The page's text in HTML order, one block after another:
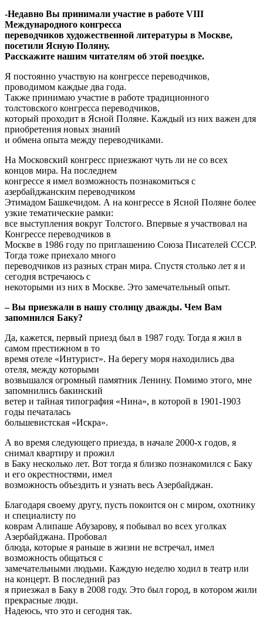
-Недавно Вы принимали участие в работе VIII
Международного конгресса
переводчиков художественной литературы в Москве,
посетили Ясную Поляну.
Расскажите нашим читателям об этой поездке.
Я постоянно участвую на конгрессе переводчиков,
проводимом каждые два года.
Также принимаю участие в работе традиционного
толстовского конгресса переводчиков,
который проходит в Ясной Поляне. Каждый из них важен для
приобретения новых знаний
и обмена опыта между переводчиками.
На Московский конгресс приезжают чуть ли не со всех
концов мира. На последнем
конгрессе я имел возможность познакомиться с
азербайджанским переводчиком
Этимадом Башкечидом. А на конгрессе в Ясной Поляне более
узкие тематические рамки:
все выступления вокруг Толстого. Впервые я участвовал на
Конгрессе переводчиков в
Москве в 1986 году по приглашению Союза Писателей СССР.
Тогда тоже приехало много
переводчиков из разных стран мира. Спустя столько лет я и
сегодня встречаюсь с
некоторыми из них в Москве. Это замечательный опыт.
– Вы приезжали в нашу столицу дважды. Чем Вам
запомнился Баку?
Да, кажется, первый приезд был в 1987 году. Тогда я жил в
самом престижном в то
время отеле «Интурист». На берегу моря находились два
отеля, между которыми
возвышался огромный памятник Ленину. Помимо этого, мне
запомнились бакинский
ветер и тайная типография «Нина», в которой в 1901-1903
годы печаталась
большевистская «Искра».
А во время следующего приезда, в начале 2000-х годов, я
снимал квартиру и прожил
в Баку несколько лет. Вот тогда я близко познакомился с Баку
и его окрестностями, имел
возможность объездить и узнать весь Азербайджан.
Благодаря своему другу, пусть покоится он с миром, охотнику
и специалисту по
коврам Алипаше Абузарову, я побывал во всех уголках
Азербайджана. Пробовал
блюда, которые я раньше в жизни не встречал, имел
возможность общаться с
замечательными людьми. Каждую неделю ходил в театр или
на концерт. В последний раз
я приезжал в Баку в 2008 году. Это был город, в котором жили
прекрасные люди.
Надеюсь, что это и сегодня так.